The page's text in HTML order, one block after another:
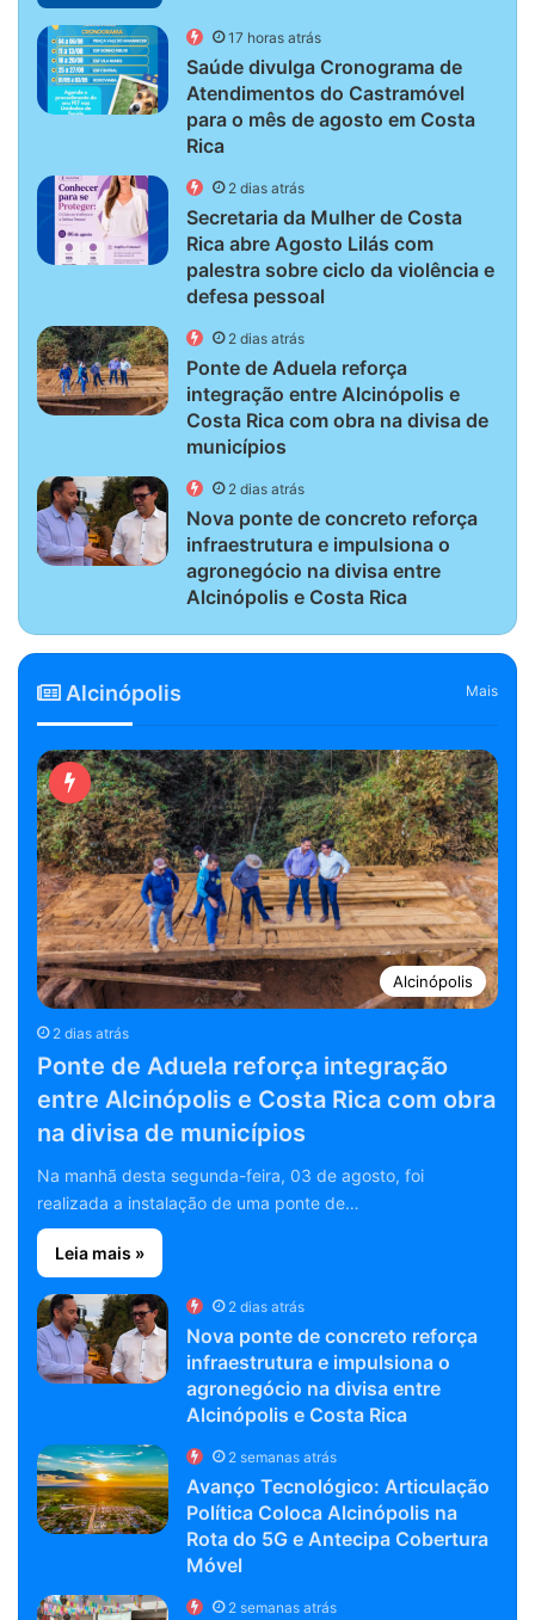
17 horas atrás
Saúde divulga Cronograma de
Atendimentos do Castramóvel
para o mês de agosto em Costa
Rica
2 dias atrás
Secretaria da Mulher de Costa
Rica abre Agosto Lilás com
palestra sobre ciclo da violência e
defesa pessoal
2 dias atrás
Ponte de Aduela reforça
integração entre Alcinópolis e
Costa Rica com obra na divisa de
municípios
2 dias atrás
Nova ponte de concreto reforça
infraestrutura e impulsiona o
agronegócio na divisa entre
Alcinópolis e Costa Rica
Alcinópolis Mais
Alcinópolis
2 dias atrás
Ponte de Aduela reforça integração
entre Alcinópolis e Costa Rica com obra
na divisa de municípios
Na manhã desta segunda-feira, 03 de agosto, foi
realizada a instalação de uma ponte de…
Leia mais »
2 dias atrás
Nova ponte de concreto reforça
infraestrutura e impulsiona o
agronegócio na divisa entre
Alcinópolis e Costa Rica
2 semanas atrás
Avanço Tecnológico: Articulação
Política Coloca Alcinópolis na
Rota do 5G e Antecipa Cobertura
Móvel
2 semanas atrás